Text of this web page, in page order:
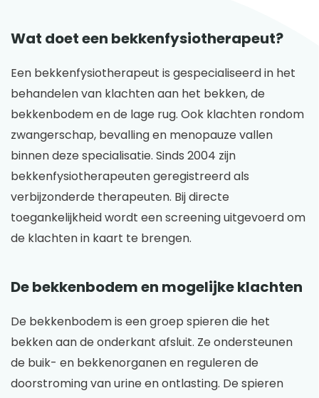
Wat doet een bekkenfysiotherapeut?
Een bekkenfysiotherapeut is gespecialiseerd in het
behandelen van klachten aan het bekken, de
bekkenbodem en de lage rug. Ook klachten rondom
zwangerschap, bevalling en menopauze vallen
binnen deze specialisatie. Sinds 2004 zijn
bekkenfysiotherapeuten geregistreerd als
verbijzonderde therapeuten. Bij directe
toegankelijkheid wordt een screening uitgevoerd om
de klachten in kaart te brengen.
De bekkenbodem en mogelijke klachten
De bekkenbodem is een groep spieren die het
bekken aan de onderkant afsluit. Ze ondersteunen
de buik- en bekkenorganen en reguleren de
doorstroming van urine en ontlasting. De spieren